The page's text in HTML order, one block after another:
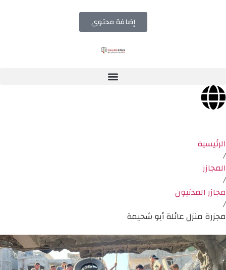
إضافة محتوى
الرئيسية
/
المجازر
/
مجازر المدنيون
/
مجزرة منزل عائلة أبو شحيمة